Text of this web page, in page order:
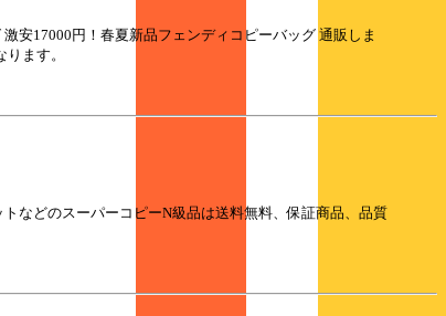
安17000円！春夏新品フェンディコピーバッグ 通販しま
ます。
などのスーパーコピーN級品は送料無料、保証商品、品質